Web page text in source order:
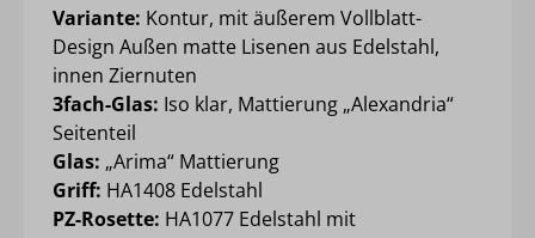
Variante: Kontur, mit äußerem Vollblatt-
Design Außen matte Lisenen aus Edelstahl,
innen Ziernuten
3fach-Glas: Iso klar, Mattierung „Alexandria“
Seitenteil
Glas: „Arima“ Mattierung
Griff: HA1408 Edelstahl
PZ-Rosette: HA1077 Edelstahl mit